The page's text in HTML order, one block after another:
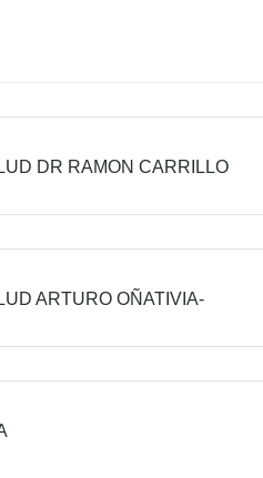
DR RAMON CARRILLO
ARTURO OÑATIVIA-